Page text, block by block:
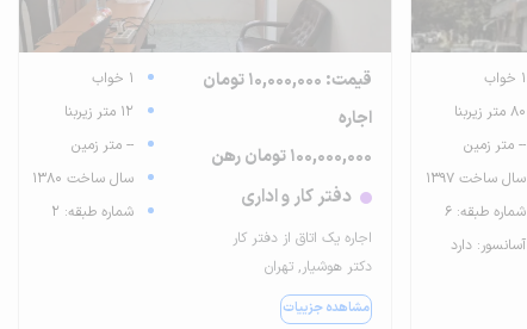
1 خواب
80 متر زیربنا
-- متر زمین
سال ساخت 1397
شماره طبقه: 6
آسانسور: دارد
قیمت: 10,000,000 تومان
اجاره
100,000,000 تومان رهن
دفتر کار و اداری
اجاره یک اتاق از دفتر کار
دکتر هوشیار, تهران
مشاهده جزییات
1 خواب
12 متر زیربنا
-- متر زمین
سال ساخت 1380
شماره طبقه: 2